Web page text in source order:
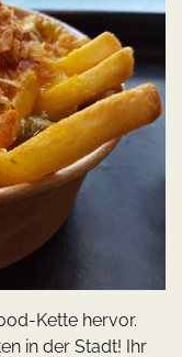
Kette hervor.
in der Stadt! Ihr